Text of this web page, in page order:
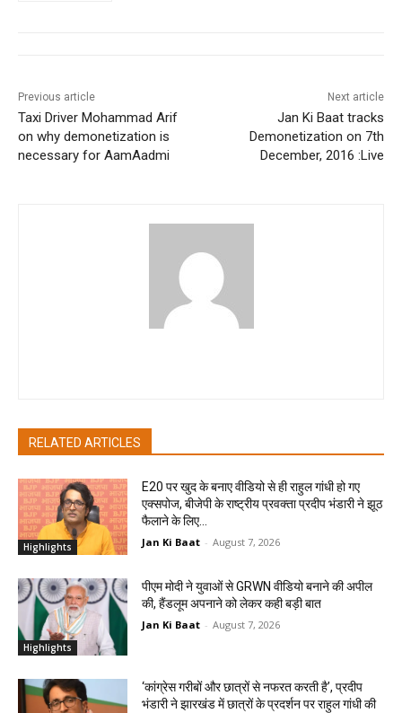
Previous article
Taxi Driver Mohammad Arif
on why demonetization is
necessary for AamAadmi
Next article
Jan Ki Baat tracks
Demonetization on 7th
December, 2016 :Live
RELATED ARTICLES
Highlights
E20 पर खुद के बनाए वीडियो से ही राहुल गांधी हो गए
एक्सपोज, बीजेपी के राष्ट्रीय प्रवक्ता प्रदीप भंडारी ने झूठ
फैलाने के लिए...
Jan Ki Baat - August 7, 2026
Highlights
पीएम मोदी ने युवाओं से GRWN वीडियो बनाने की अपील
की, हैंडलूम अपनाने को लेकर कही बड़ी बात
Jan Ki Baat - August 7, 2026
‘कांग्रेस गरीबों और छात्रों से नफरत करती है’, प्रदीप
भंडारी ने झारखंड में छात्रों के प्रदर्शन पर राहुल गांधी की